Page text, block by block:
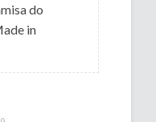
do
in